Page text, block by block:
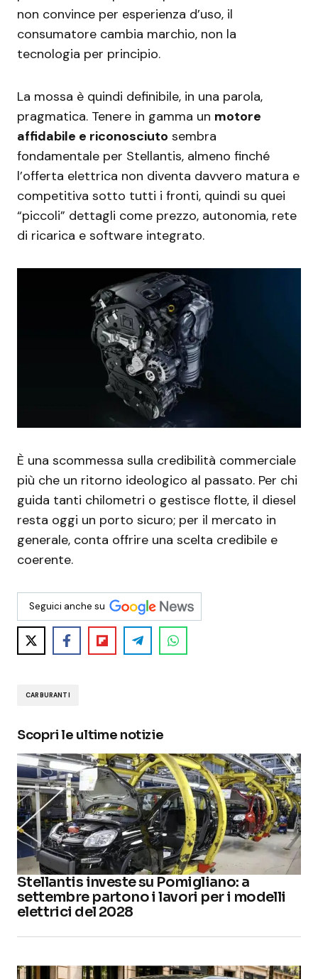
non convince per esperienza d’uso, il
consumatore cambia marchio, non la
tecnologia per principio.
La mossa è quindi definibile, in una parola,
pragmatica. Tenere in gamma un motore
affidabile e riconosciuto sembra
fondamentale per Stellantis, almeno finché
l’offerta elettrica non diventa davvero matura e
competitiva sotto tutti i fronti, quindi su quei
“piccoli” dettagli come prezzo, autonomia, rete
di ricarica e software integrato.
È una scommessa sulla credibilità commerciale
più che un ritorno ideologico al passato. Per chi
guida tanti chilometri o gestisce flotte, il diesel
resta oggi un porto sicuro; per il mercato in
generale, conta offrire una scelta credibile e
coerente.
Seguici anche su
CARBURANTI
Scopri le ultime notizie
Stellantis investe su Pomigliano: a
settembre partono i lavori per i modelli
elettrici del 2028